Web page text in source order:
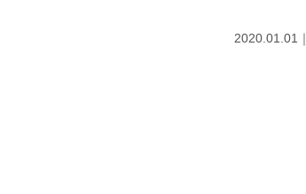
2020.01.01｜